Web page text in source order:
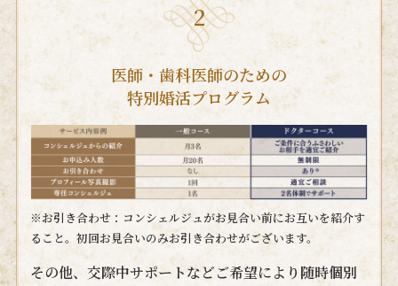
2
医師・歯科医師のための
特別婚活プログラム
※お引き合わせ：コンシェルジュがお見合い前にお互いを紹介す
ること。初回お見合いのみお引き合わせがございます。
その他、交際中サポートなどご希望により随時個別